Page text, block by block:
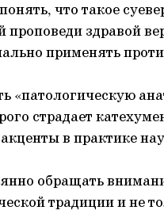
что такое
здравой
применять
«патологическую
страдает
в практике
обращать
традиции и не